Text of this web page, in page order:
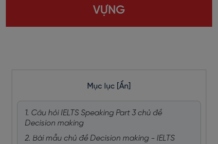
VỰNG
Mục lục [Ẩn]
1. Câu hỏi IELTS Speaking Part 3 chủ đề
Decision making
2. Bài mẫu chủ đề Decision making - IELTS